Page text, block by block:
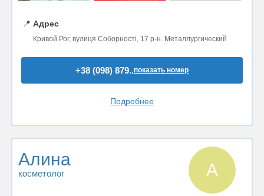
📍 Адрес
Кривой Рог, вулиця Соборності, 17 р-н. Металлургический
+38 (098) 879..показать номер
Подробнее
Алина
косметолог А